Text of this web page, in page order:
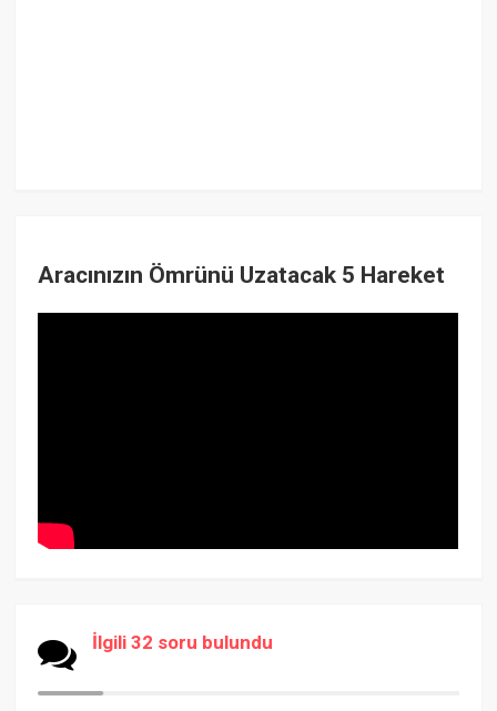
Aracınızın Ömrünü Uzatacak 5 Hareket
İlgili 32 soru bulundu